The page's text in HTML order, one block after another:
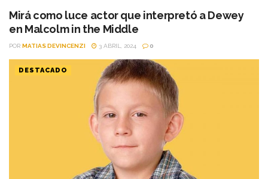
Mirá como luce actor que interpretó a Dewey
en Malcolm in the Middle
POR MATIAS DEVINCENZI 3 ABRIL, 2024 0
DESTACADO